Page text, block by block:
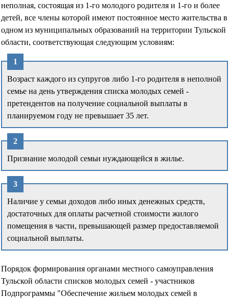
неполная, состоящая из 1-го молодого родителя и 1-го и более
детей, все члены которой имеют постоянное место жительства в
одном из муниципальных образований на территории Тульской
области, соответствующая следующим условиям:
Возраст каждого из супругов либо 1-го родителя в неполной
семье на день утверждения списка молодых семей -
претендентов на получение социальной выплаты в
планируемом году не превышает 35 лет.
Признание молодой семьи нуждающейся в жилье.
Наличие у семьи доходов либо иных денежных средств,
достаточных для оплаты расчетной стоимости жилого
помещения в части, превышающей размер предоставляемой
социальной выплаты.
Порядок формирования органами местного самоуправления
Тульской области списков молодых семей - участников
Подпрограммы "Обеспечение жильем молодых семей в